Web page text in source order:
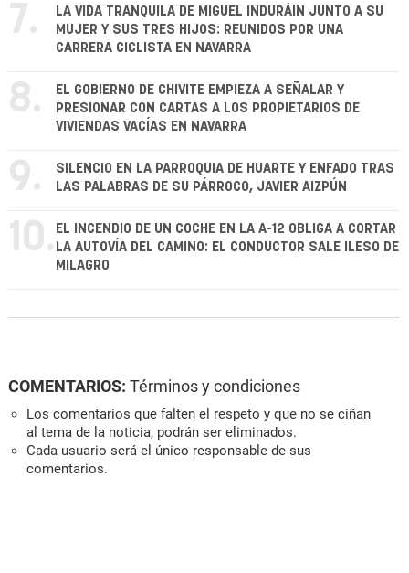
7.
LA VIDA TRANQUILA DE MIGUEL INDURÁIN JUNTO A SU
MUJER Y SUS TRES HIJOS: REUNIDOS POR UNA
CARRERA CICLISTA EN NAVARRA
8.
EL GOBIERNO DE CHIVITE EMPIEZA A SEÑALAR Y
PRESIONAR CON CARTAS A LOS PROPIETARIOS DE
VIVIENDAS VACÍAS EN NAVARRA
9.
SILENCIO EN LA PARROQUIA DE HUARTE Y ENFADO TRAS
LAS PALABRAS DE SU PÁRROCO, JAVIER AIZPÚN
10. EL INCENDIO DE UN COCHE EN LA A-12 OBLIGA A CORTAR
LA AUTOVÍA DEL CAMINO: EL CONDUCTOR SALE ILESO DE
MILAGRO
COMENTARIOS: Términos y condiciones
Los comentarios que falten el respeto y que no se ciñan
al tema de la noticia, podrán ser eliminados.
Cada usuario será el único responsable de sus
comentarios.